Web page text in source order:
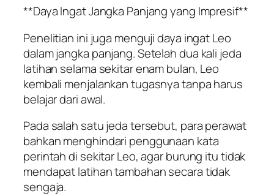
**Daya Ingat Jangka Panjang yang Impresif**
Penelitian ini juga menguji daya ingat Leo
dalam jangka panjang. Setelah dua kali jeda
latihan selama sekitar enam bulan, Leo
kembali menjalankan tugasnya tanpa harus
belajar dari awal.
Pada salah satu jeda tersebut, para perawat
bahkan menghindari penggunaan kata
perintah di sekitar Leo, agar burung itu tidak
mendapat latihan tambahan secara tidak
sengaja.